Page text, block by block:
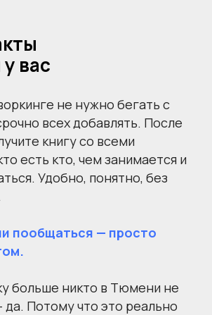
вас
не нужно бегать с
всех добавлять. После
книгу со всеми
есть кто, чем занимается и
Удобно, понятно, без
пообщаться — просто
больше никто в Тюмени не
Потому что это реально